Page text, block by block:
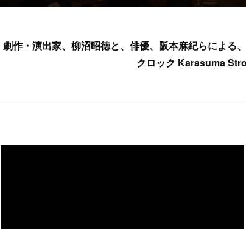
劇作・演出家、柳沼昭徳と、俳優、阪本麻紀らによる
クロック Karasuma